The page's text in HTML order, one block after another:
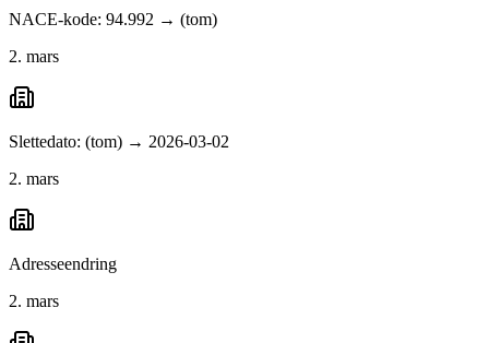
NACE-kode: 94.992 → (tom)
2. mars
Slettedato: (tom) → 2026-03-02
2. mars
Adresseendring
2. mars